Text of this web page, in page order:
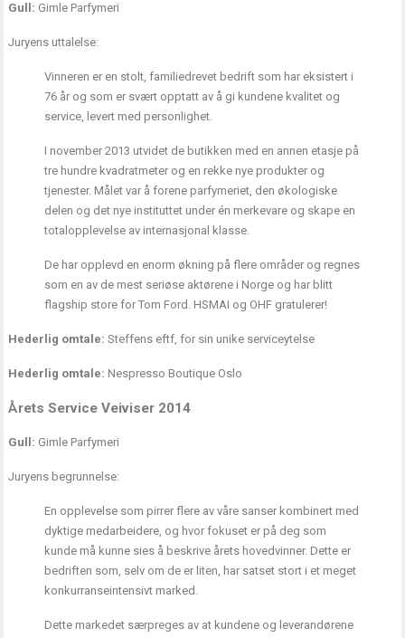
Gull: Gimle Parfymeri
Juryens uttalelse:
Vinneren er en stolt, familiedrevet bedrift som har eksistert i
76 år og som er svært opptatt av å gi kundene kvalitet og
service, levert med personlighet.
I november 2013 utvidet de butikken med en annen etasje på
tre hundre kvadratmeter og en rekke nye produkter og
tjenester. Målet var å forene parfymeriet, den økologiske
delen og det nye instituttet under én merkevare og skape en
totalopplevelse av internasjonal klasse.
De har opplevd en enorm økning på flere områder og regnes
som en av de mest seriøse aktørene i Norge og har blitt
flagship store for Tom Ford. HSMAI og OHF gratulerer!
Hederlig omtale: Steffens eftf, for sin unike serviceytelse
Hederlig omtale: Nespresso Boutique Oslo
Årets Service Veiviser 2014
Gull: Gimle Parfymeri
Juryens begrunnelse:
En opplevelse som pirrer flere av våre sanser kombinert med
dyktige medarbeidere, og hvor fokuset er på deg som
kunde må kunne sies å beskrive årets hovedvinner. Dette er
bedriften som, selv om de er liten, har satset stort i et meget
konkurranseintensivt marked.
Dette markedet særpreges av at kundene og leverandørene